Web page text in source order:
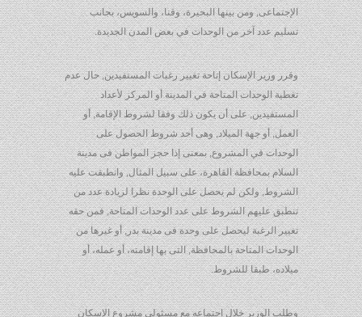
الإجتماعى, ومن بينها البحيرة، وقنا، والسويس، بجانب
تسليم عدد آخر من الوحدات في بعض المدن الجديدة.
وقرر وزير الإسكان إتاحة تغيير رغبات المستفيدين, حال عدم
تغطية الوحدات المتاحة في المدينة أو المركز لأعداد
المستفيدين, على أن يكون ذلك وفقا لشروط الإقامة, أو
العمل, أو جهة الميلاد, وهى أحد شروط الحصول على
الوحدات في المشروع, بمعنى إذا حجز المواطن فى مدينة
السلام بمحافظة القاهرة، على سبيل المثال, وانطبقت عليه
الشروط, ولكن لم يحصل على الوحدة نظرا لزيادة عدد من
تنطبق عليهم الشروط على عدد الوحدات المتاحة, فمن حقه
تغيير الرغبة ليحصل على وحدة فى مدينة بدر, أو غيرها من
الوحدات المتاحة بالمحافظة, التى بها إقامته، أو عمله، أو
ميلاده، طبقا للشروط.
وطلب الوزير خلال اجتماعه مع مسئولى مشروع الإسكان